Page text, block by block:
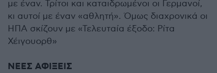
με έναν. Τρίτοι και καταιδρωμένοι οι Γερμανοί,
κι αυτοί με έναν «αθλητή». Όμως διαχρονικά οι
ΗΠΑ σκίζουν με «Τελευταία έξοδο: Ρίτα
Χέιγουορθ»
ΝΕΕΣ ΑΦΙΞΕΙΣ